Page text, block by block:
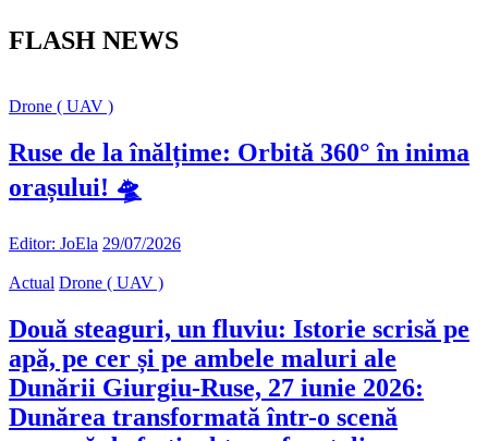
FLASH NEWS
Drone ( UAV )
Ruse de la înălțime: Orbită 360° în inima
orașului! 🛸
Editor: JoEla 29/07/2026
Actual Drone ( UAV )
Două steaguri, un fluviu: Istorie scrisă pe
apă, pe cer și pe ambele maluri ale
Dunării Giurgiu-Ruse, 27 iunie 2026:
Dunărea transformată într-o scenă